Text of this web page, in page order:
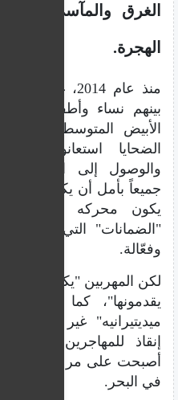
الغرق والمآسي
الهجرة.
بينهم نساء وأطفال،
الأبيض المتوسط.
الضحايا استعانوا
والوصول إلى الشواطئ
جميعاً بأمل أن يكون القارب
يكون محركه قوياً بما
"الضمانات" التي وعدهم
وفعّالة.
لكن المهربين "يكذبون
يقدمونها"، كما تشير
ميديتيرانيه" غير
إنقاذ للمهاجرين في
أصبحت على مر السنين
في البحر.